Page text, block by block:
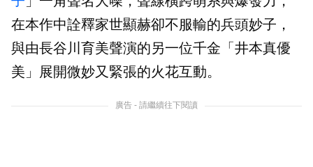
在本作中詮釋家世顯赫卻不服輸的兵頭妙子，
與由長谷川育美聲演的另一位千金「井本真優
美」展開微妙又緊張的火花互動。
廣告 - 請繼續往下閱讀